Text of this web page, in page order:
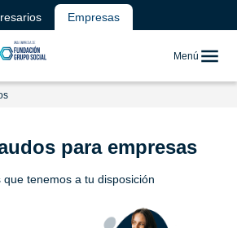
Empresas
Menú
para empresas
tenemos a tu disposición